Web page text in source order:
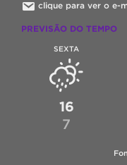
clique para ver o e-
PREVISÃO DO TEMPO
SEXTA
16
7